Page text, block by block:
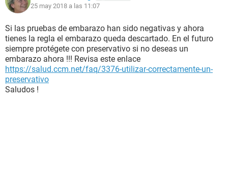
25 may 2018 a las 11:07
Si las pruebas de embarazo han sido negativas y ahora
tienes la regla el embarazo queda descartado. En el futuro
siempre protégete con preservativo si no deseas un
embarazo ahora !!! Revisa este enlace
https://salud.ccm.net/faq/3376-utilizar-correctamente-un-
preservativo
Saludos !